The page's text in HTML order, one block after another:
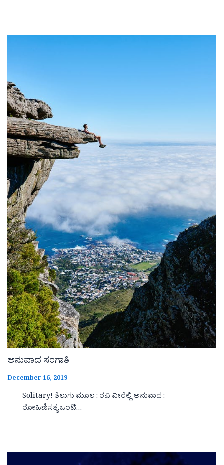
ಅನುವಾದ ಸಂಗಾತಿ
December 16, 2019
Solitary! ತೆಲುಗು ಮೂಲ : ರವಿ ವೀರೆಲ್ಲಿ ಅನುವಾದ :
ರೋಹಿಣಿಸತ್ಯ ಒಂಟಿ…